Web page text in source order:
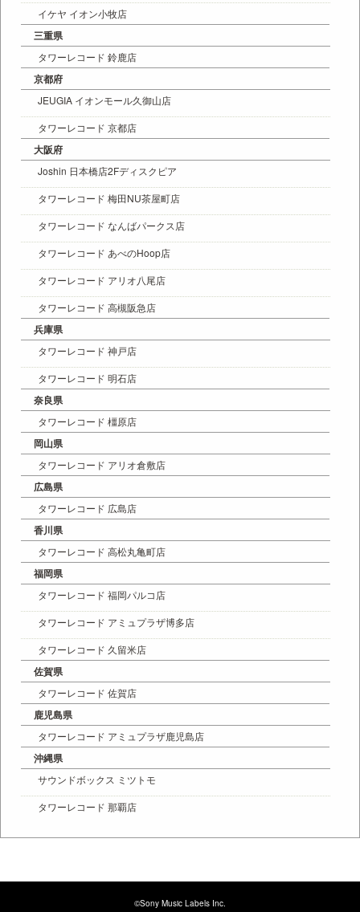
イケヤ イオン小牧店
三重県
タワーレコード 鈴鹿店
京都府
JEUGIA イオンモール久御山店
タワーレコード 京都店
大阪府
Joshin 日本橋店2Fディスクピア
タワーレコード 梅田NU茶屋町店
タワーレコード なんばパークス店
タワーレコード あべのHoop店
タワーレコード アリオ八尾店
タワーレコード 高槻阪急店
兵庫県
タワーレコード 神戸店
タワーレコード 明石店
奈良県
タワーレコード 橿原店
岡山県
タワーレコード アリオ倉敷店
広島県
タワーレコード 広島店
香川県
タワーレコード 高松丸亀町店
福岡県
タワーレコード 福岡パルコ店
タワーレコード アミュプラザ博多店
タワーレコード 久留米店
佐賀県
タワーレコード 佐賀店
鹿児島県
タワーレコード アミュプラザ鹿児島店
沖縄県
サウンドボックス ミツトモ
タワーレコード 那覇店
©Sony Music Labels Inc.